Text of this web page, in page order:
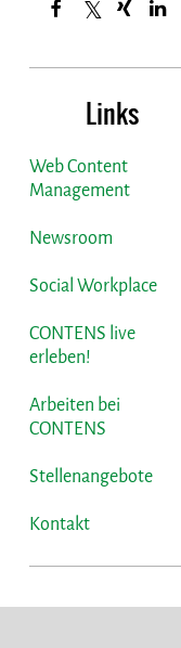
Links
Web Content
Management
Newsroom
Social Workplace
CONTENS live
erleben!
Arbeiten bei
CONTENS
Stellenangebote
Kontakt